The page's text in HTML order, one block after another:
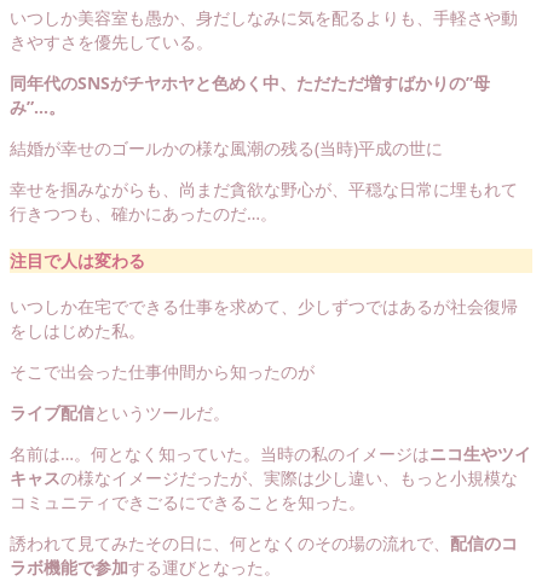
いつしか美容室も愚か、身だしなみに気を配るよりも、手軽さや動
きやすさを優先している。
同年代のSNSがチヤホヤと色めく中、ただただ増すばかりの”母
み”…。
結婚が幸せのゴールかの様な風潮の残る(当時)平成の世に
幸せを掴みながらも、尚まだ貪欲な野心が、平穏な日常に埋もれて
行きつつも、確かにあったのだ…。
注目で人は変わる
いつしか在宅でできる仕事を求めて、少しずつではあるが社会復帰
をしはじめた私。
そこで出会った仕事仲間から知ったのが
ライブ配信というツールだ。
名前は…。何となく知っていた。当時の私のイメージはニコ生やツイ
キャスの様なイメージだったが、実際は少し違い、もっと小規模な
コミュニティできごるにできることを知った。
誘われて見てみたその日に、何となくのその場の流れで、 配信のコ
ラボ機能で参加する運びとなった。